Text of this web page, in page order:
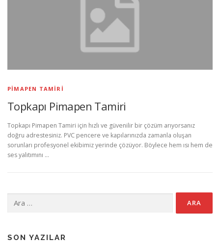
PIMAPEN TAMIRI
Topkapı Pimapen Tamiri
Topkapı Pimapen Tamiri için hızlı ve güvenilir bir çözüm arıyorsanız
doğru adrestesiniz. PVC pencere ve kapılarınızda zamanla oluşan
sorunları profesyonel ekibimiz yerinde çözüyor. Böylece hem ısı hem de
ses yalıtımını …
SON YAZILAR